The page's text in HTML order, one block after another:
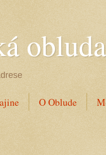
obluda
O Oblude